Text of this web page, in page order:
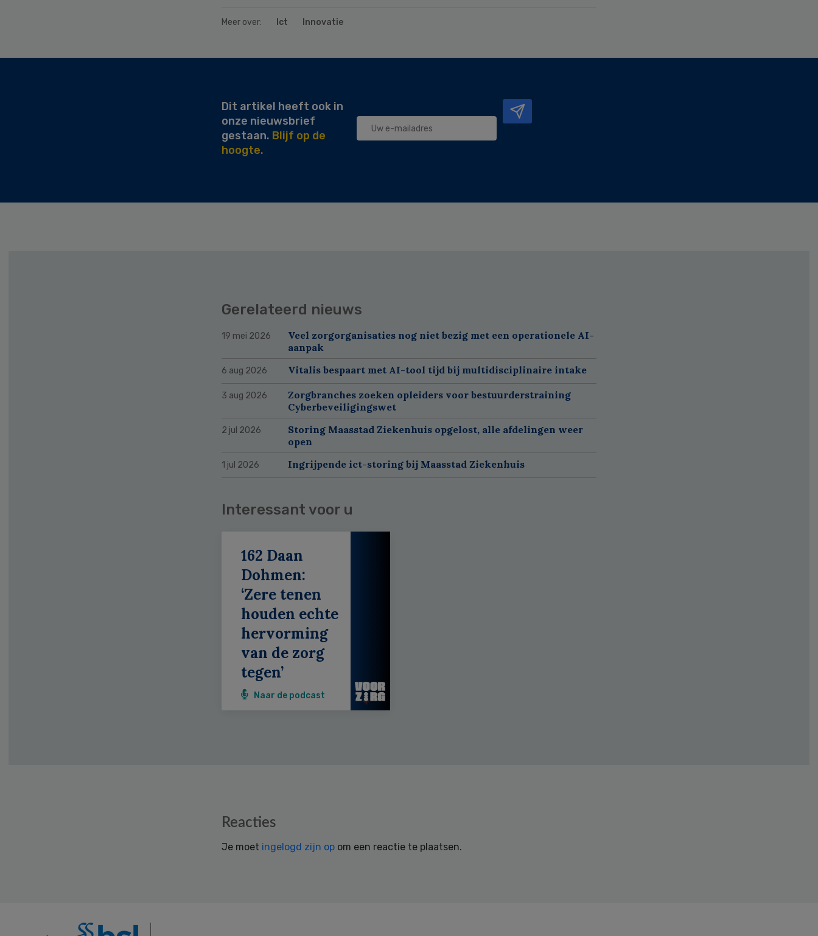
Meer over: Ict Innovatie
Dit artikel heeft ook in
onze nieuwsbrief
gestaan. Blijf op de
hoogte.
Gerelateerd nieuws
19 mei 2026
Veel zorgorganisaties nog niet bezig met een operationele AI-
aanpak
6 aug 2026 Vitalis bespaart met AI-tool tijd bij multidisciplinaire intake
3 aug 2026
Zorgbranches zoeken opleiders voor bestuurderstraining
Cyberbeveiligingswet
2 jul 2026
Storing Maasstad Ziekenhuis opgelost, alle afdelingen weer
open
1 jul 2026 Ingrijpende ict-storing bij Maasstad Ziekenhuis
Interessant voor u
162 Daan
Dohmen:
‘Zere tenen
houden echte
hervorming
van de zorg
tegen’
Naar de podcast
Reacties
Je moet ingelogd zijn op om een reactie te plaatsen.